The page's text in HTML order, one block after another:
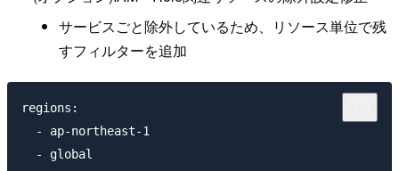
サービスごと除外しているため、リソース単位で残
すフィルターを追加
regions:
  - ap-northeast-1
  - global